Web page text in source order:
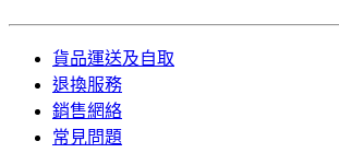
貨品運送及自取
退換服務
銷售網絡
常見問題